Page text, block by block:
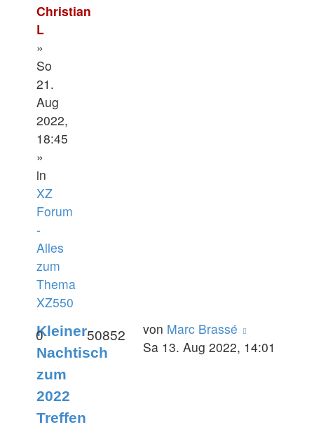
Christian
L
»
So
21.
Aug
2022,
18:45
»
in
XZ
Forum
-
Alles
zum
Thema
XZ550
Kleiner
Nachtisch
zum
2022
Treffen
0 50852 von Marc Brassé
Sa 13. Aug 2022, 14:01